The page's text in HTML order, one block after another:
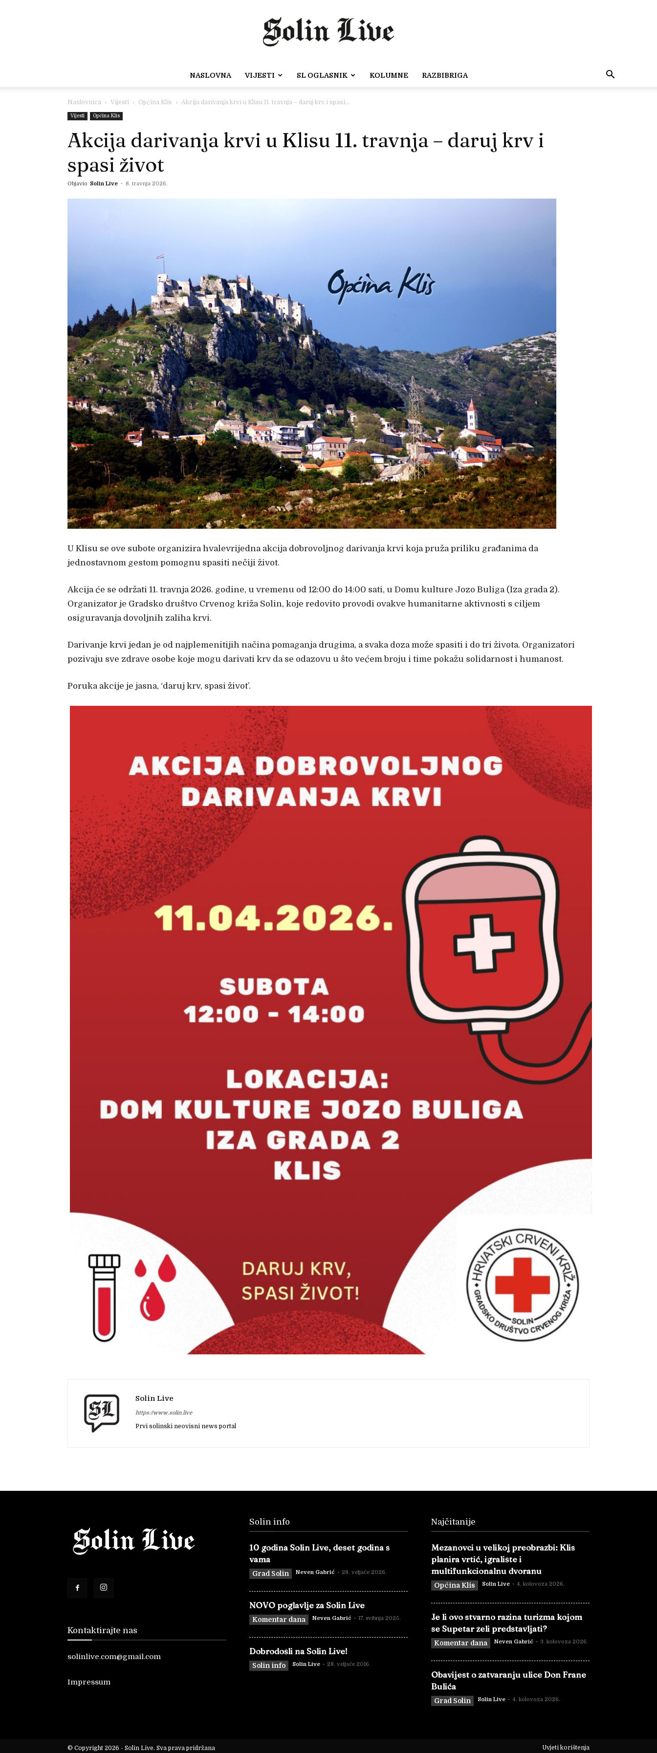
NASLOVNA VIJESTI SL OGLASNIK KOLUMNE RAZBIBRIGA
Naslovnica Vijesti Općina Klis Akcija darivanja krvi u Klisu 11. travnja – daruj krv i spasi...
Vijesti Općina Klis
Akcija darivanja krvi u Klisu 11. travnja – daruj krv i
spasi život
Objavio Solin Live - 8. travnja 2026.
U Klisu se ove subote organizira hvalevrijedna akcija dobrovoljnog darivanja krvi koja pruža priliku građanima da
jednostavnom gestom pomognu spasiti nečiji život.
Akcija će se održati 11. travnja 2026. godine, u vremenu od 12:00 do 14:00 sati, u Domu kulture Jozo Buliga (Iza grada 2).
Organizator je Gradsko društvo Crvenog križa Solin, koje redovito provodi ovakve humanitarne aktivnosti s ciljem
osiguravanja dovoljnih zaliha krvi.
Darivanje krvi jedan je od najplemenitijih načina pomaganja drugima, a svaka doza može spasiti i do tri života. Organizatori
pozivaju sve zdrave osobe koje mogu darivati krv da se odazovu u što većem broju i time pokažu solidarnost i humanost.
Poruka akcije je jasna, ‘daruj krv, spasi život’.
Solin Live
https://www.solin.live
Prvi solinski neovisni news portal
Kontaktirajte nas
solinlive.com@gmail.com
Impressum
Solin info
10 godina Solin Live, deset godina s
vama
Grad Solin Neven Gabrić - 28. veljače 2026.
NOVO poglavlje za Solin Live
Komentar dana Neven Gabrić - 17. svibnja 2025.
Dobrodošli na Solin Live!
Solin info Solin Live - 28. veljače 2016.
Najčitanije
Mezanovci u velikoj preobrazbi: Klis
planira vrtić, igralište i
multifunkcionalnu dvoranu
Općina Klis Solin Live - 4. kolovoza 2026.
Je li ovo stvarno razina turizma kojom
se Supetar želi predstavljati?
Komentar dana Neven Gabrić - 3. kolovoza 2026.
Obavijest o zatvaranju ulice Don Frane
Bulića
Grad Solin Solin Live - 4. kolovoza 2026.
Uvjeti korištenja
© Copyright 2026 - Solin Live. Sva prava pridržana